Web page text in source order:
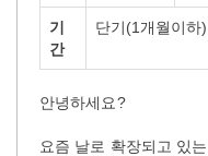
기
간
단기(1개월이하)
안녕하세요?
요즘 날로 확장되고 있